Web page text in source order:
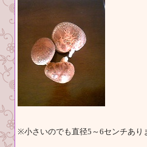
※小さいのでも直径5～6センチあり